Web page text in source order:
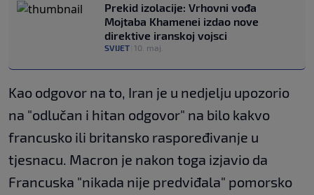
Prekid izolacije: Vrhovni vođa
Mojtaba Khamenei izdao nove
direktive iranskoj vojsci
SVIJET 10. maj.
Kao odgovor na to, Iran je u nedjelju upozorio
na "odlučan i hitan odgovor" na bilo kakvo
francusko ili britansko raspoređivanje u
tjesnacu. Macron je nakon toga izjavio da
Francuska "nikada nije predviđala" pomorsko